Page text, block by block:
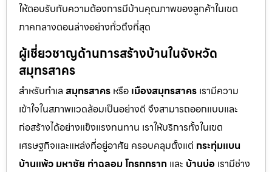
ให้ตอบรับกับความต้องการมีบ้านคุณภาพของลูกค้าในเขต
ภาคกลางตอนล่างอย่างทั่วถึงที่สุด
ผู้เชี่ยวชาญด้านการสร้างบ้านในจังหวัด
สมุทรสาคร
สำหรับทำเล สมุทรสาคร หรือ เมืองสมุทรสาคร เรามีความ
เข้าใจในสภาพแวดล้อมเป็นอย่างดี จึงสามารถออกแบบและ
ก่อสร้างได้อย่างแข็งแรงทนทาน เราให้บริการทั้งในเขต
เศรษฐกิจและแหล่งที่อยู่อาศัย ครอบคลุมตั้งแต่ กระทุ่มแบน
บ้านแพ้ว มหาชัย ท่าฉลอมโกรกกราก และ บ้านบ่อ เรามีช่าง